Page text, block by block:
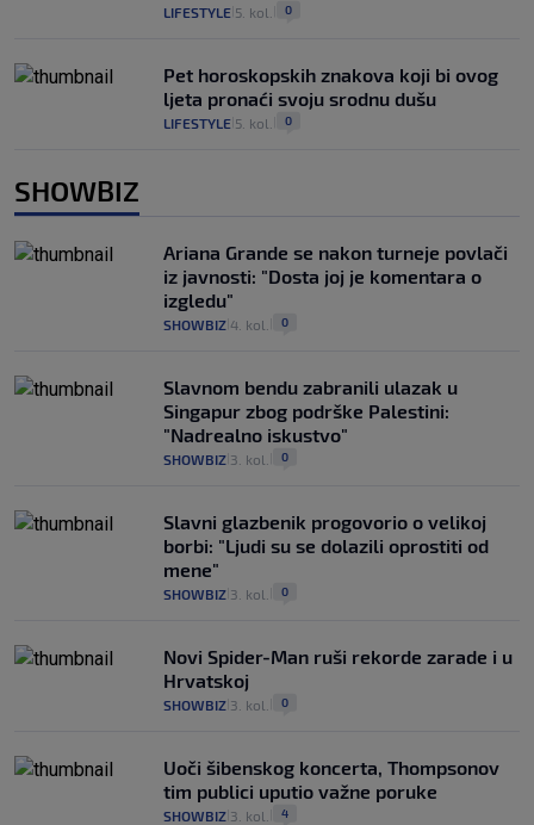
LIFESTYLE 5. kol. 0
Pet horoskopskih znakova koji bi ovog
ljeta pronaći svoju srodnu dušu
LIFESTYLE 5. kol. 0
SHOWBIZ
Ariana Grande se nakon turneje povlači
iz javnosti: "Dosta joj je komentara o
izgledu"
SHOWBIZ 4. kol. 0
Slavnom bendu zabranili ulazak u
Singapur zbog podrške Palestini:
"Nadrealno iskustvo"
SHOWBIZ 3. kol. 0
Slavni glazbenik progovorio o velikoj
borbi: "Ljudi su se dolazili oprostiti od
mene"
SHOWBIZ 3. kol. 0
Novi Spider-Man ruši rekorde zarade i u
Hrvatskoj
SHOWBIZ 3. kol. 0
Uoči šibenskog koncerta, Thompsonov
tim publici uputio važne poruke
SHOWBIZ 3. kol. 4